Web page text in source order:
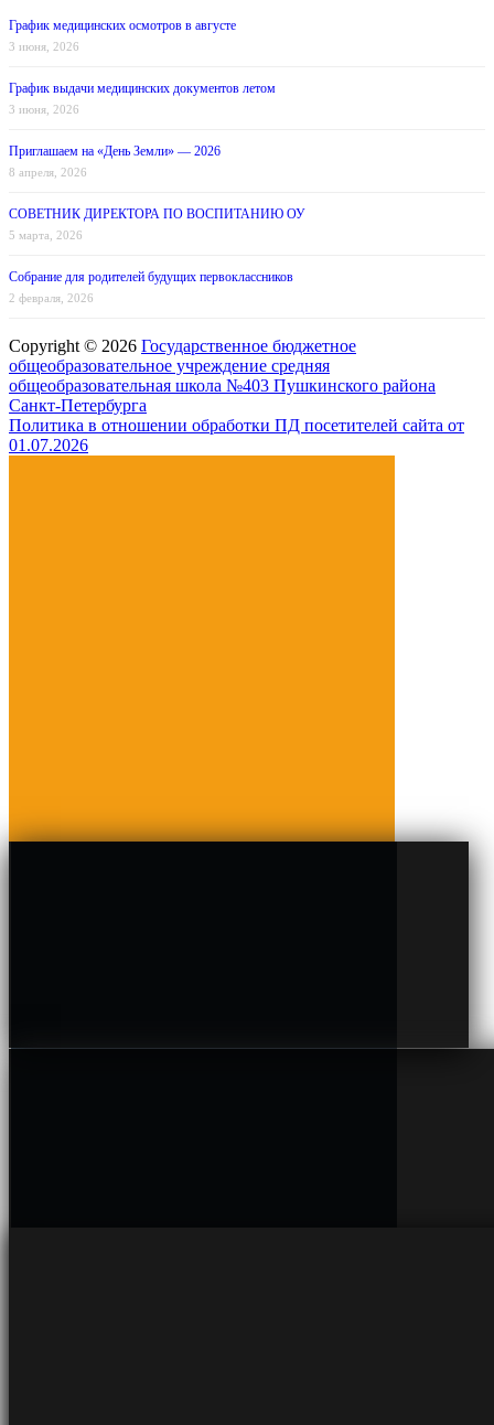
График медицинских осмотров в августе
3 июня, 2026
График выдачи медицинских документов летом
3 июня, 2026
Приглашаем на «День Земли» — 2026
8 апреля, 2026
СОВЕТНИК ДИРЕКТОРА ПО ВОСПИТАНИЮ ОУ
5 марта, 2026
Собрание для родителей будущих первоклассников
2 февраля, 2026
Copyright © 2026 Государственное бюджетное
общеобразовательное учреждение средняя
общеобразовательная школа №403 Пушкинского района
Санкт-Петербурга
Политика в отношении обработки ПД посетителей сайта от
01.07.2026